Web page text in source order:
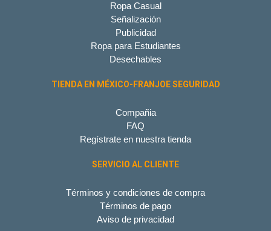
Ropa Casual
Señalización
Publicidad
Ropa para Estudiantes
Desechables
TIENDA EN MÉXICO-FRANJOE SEGURIDAD
Compañia
FAQ
Regístrate en nuestra tienda
SERVICIO AL CLIENTE
Términos y condiciones de compra
Términos de pago
Aviso de privacidad